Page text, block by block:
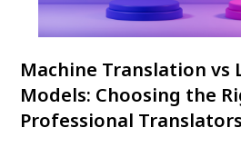
Machine Translation vs
Models: Choosing the
Professional Translators